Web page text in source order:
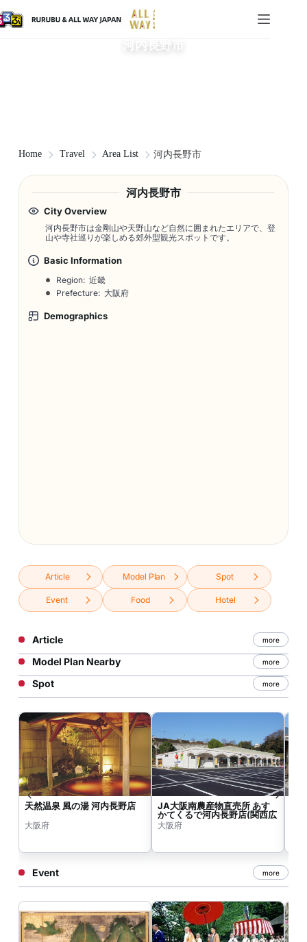
河内長野市
Home Travel Area List 河内長野市
河内長野市
City Overview
河内長野市は金剛山や天野山など自然に囲まれたエリアで、登
山や寺社巡りが楽しめる郊外型観光スポットです。
Basic Information
Region: 近畿
Prefecture: 大阪府
Demographics
Article Model Plan Spot
Event Food Hotel
Article more
Model Plan Nearby more
Spot more
天然温泉 風の湯 河内長野店
大阪府
JA大阪南農産物直売所 あす
かてくるで河内長野店(関西広
域連合域内直売所)
大阪府
Event more